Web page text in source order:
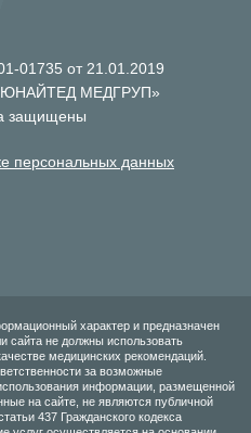
01735 от 21.01.2019
МЕДГРУП»
защищены
персональных данных
характер и предназначен
сайта не должны использовать
медицинских рекомендаций.
за возможные
информации, размещенной
на сайте, не являются публичной
437 Гражданского кодекса